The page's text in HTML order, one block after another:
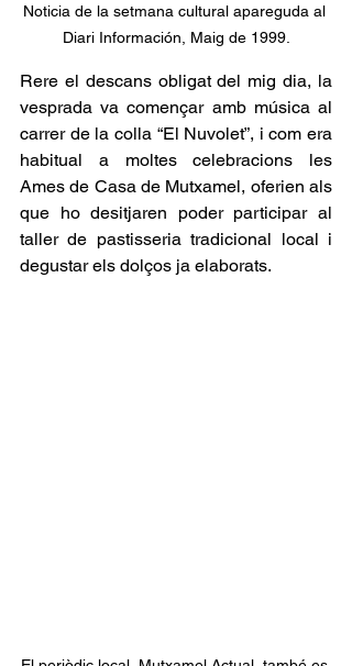
Noticia de la setmana cultural apareguda al
Diari Información, Maig de 1999.
Rere el descans obligat del mig dia, la
vesprada va començar amb música al
carrer de la colla “El Nuvolet”, i com era
habitual a moltes celebracions les
Ames de Casa de Mutxamel, oferien als
que ho desitjaren poder participar al
taller de pastisseria tradicional local i
degustar els dolços ja elaborats.